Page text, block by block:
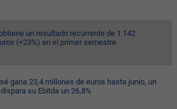
un resultado recurrente de 1.142
(+23%) en el primer semestre
gana 23,4 millones de euros hasta junio, un
su Ebitda un 26,8%